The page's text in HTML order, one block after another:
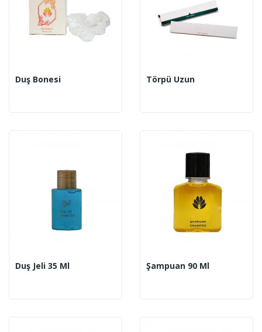
Duş Bonesi Törpü Uzun
Duş Jeli 35 Ml Şampuan 90 Ml